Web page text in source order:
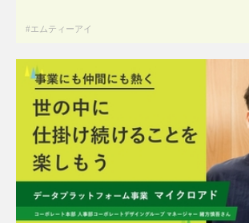
エムティーアイ